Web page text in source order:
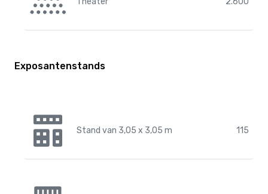
Exposantenstands
Stand van 3,05 x 3,05 m 115